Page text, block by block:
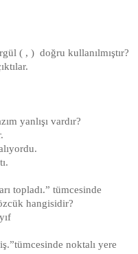
( , ) doğru kullanılmıştır?
yanlışı vardır?
topladı.” tümcesinde
hangisidir?
noktalı yere